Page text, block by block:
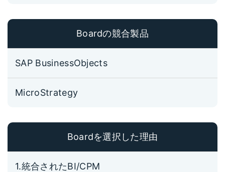
Boardの競合製品
SAP BusinessObjects
MicroStrategy
Boardを選択した理由
1.統合されたBI/CPM